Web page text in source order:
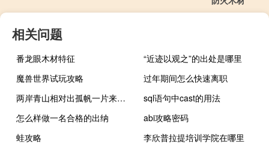
相关问题
番龙眼木材特征
“近迹以观之”的出处是哪里
魔兽世界试玩攻略
过年期间怎么快速离职
两岸青山相对出孤帆一片来的意思是什么
sql语句中cast的用法
怎么样做一名合格的出纳
abi攻略密码
蛙攻略
李欣普拉提培训学院在哪里